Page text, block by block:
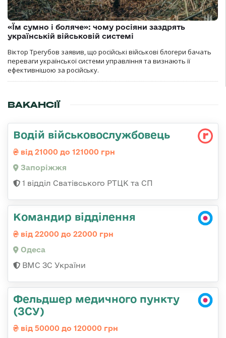
«Їм сумно і боляче»: чому росіяни заздрять
українській військовій системі
Віктор Трегубов заявив, що російські військові блогери бачать
переваги української системи управління та визнають її
ефективнішою за російську.
ВАКАНСІЇ
Водій військовослужбовець
від 21000 до 121000 грн
Запоріжжя
1 відділ Сватівського РТЦК та СП
Командир відділення
від 22000 до 22000 грн
Одеса
ВМС ЗС України
Фельдшер медичного пункту
(ЗСУ)
від 50000 до 120000 грн